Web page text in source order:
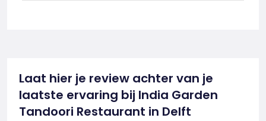
Laat hier je review achter van je
laatste ervaring bij India Garden
Tandoori Restaurant in Delft